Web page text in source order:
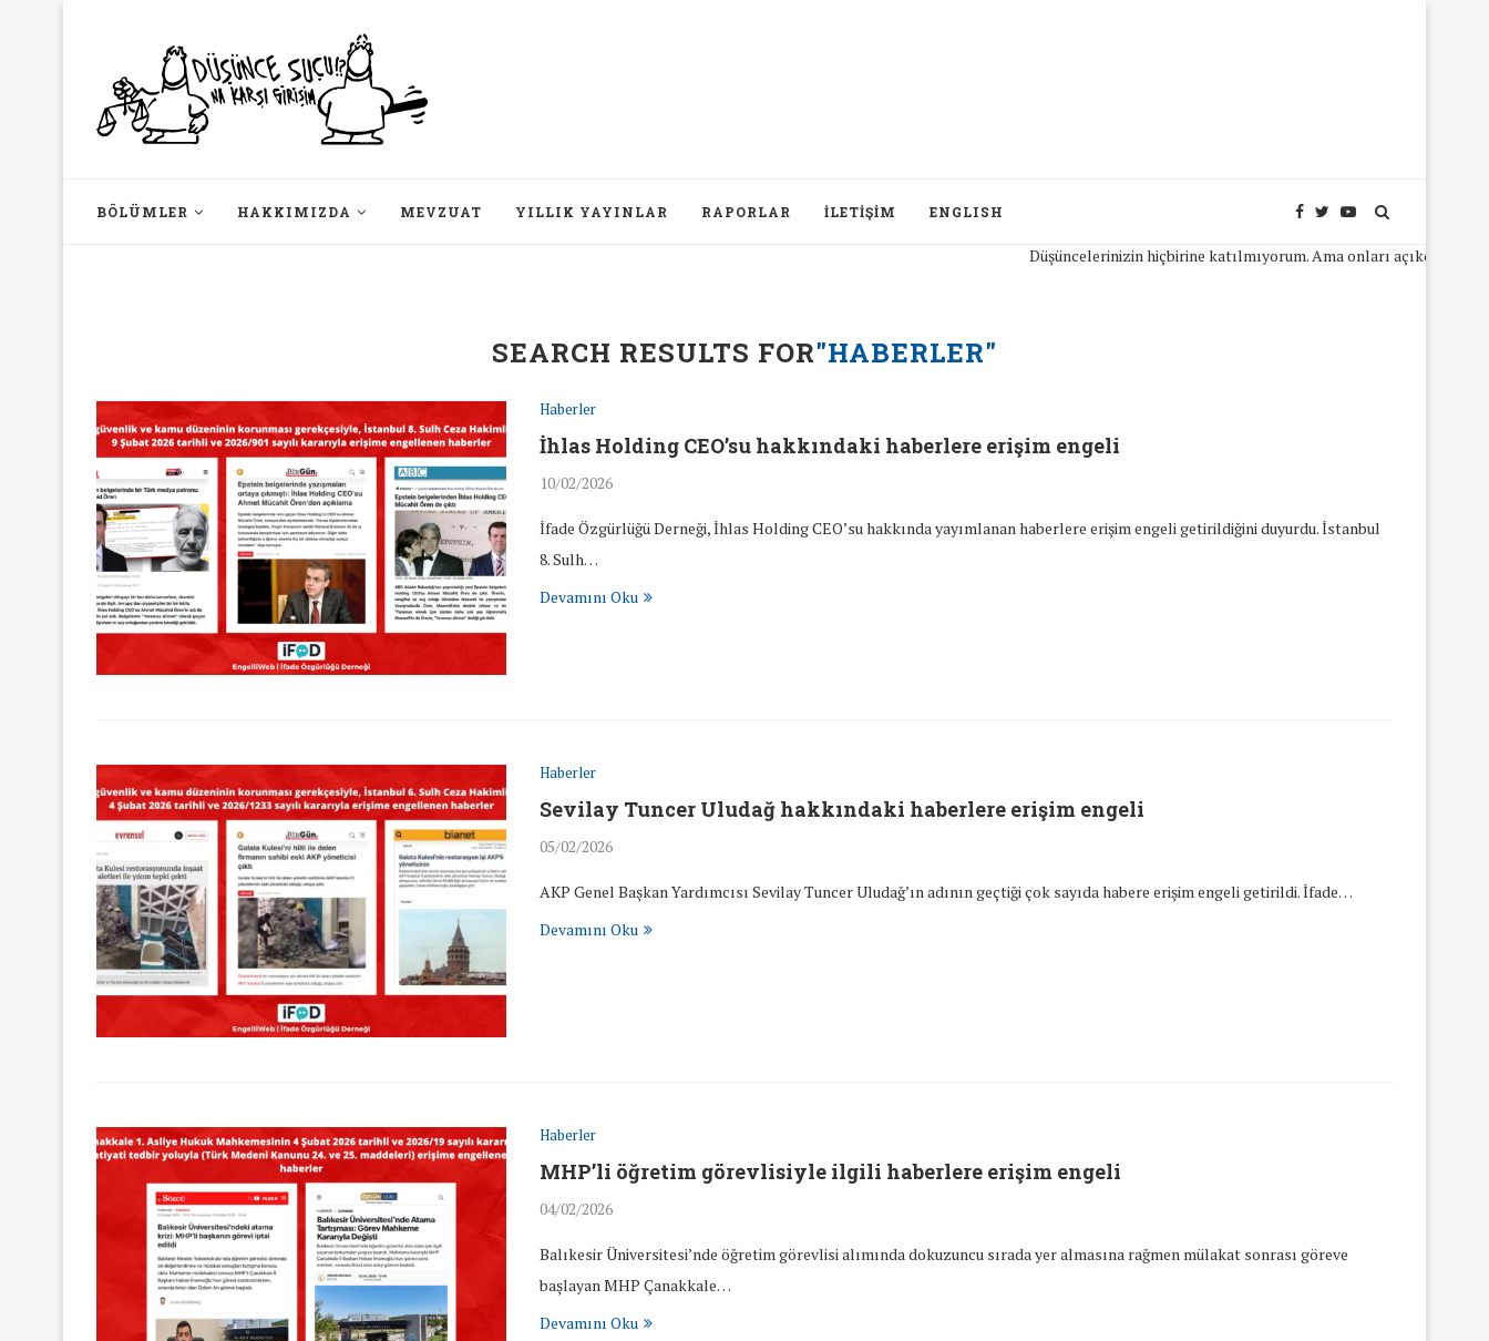
BÖLÜMLER HAKKIMIZDA MEVZUAT YILLIK YAYINLAR RAPORLAR İLETIŞIM ENGLISH
Düşüncelerinizin hiçbirine katılmıyorum. Ama onları açıkça ifade
SEARCH RESULTS FOR"HABERLER"
Haberler
İhlas Holding CEO’su hakkındaki haberlere erişim engeli
10/02/2026
İfade Özgürlüğü Derneği, İhlas Holding CEO’su hakkında yayımlanan haberlere erişim engeli getirildiğini duyurdu. İstanbul
8. Sulh…
Devamını Oku
Haberler
Sevilay Tuncer Uludağ hakkındaki haberlere erişim engeli
05/02/2026
AKP Genel Başkan Yardımcısı Sevilay Tuncer Uludağ’ın adının geçtiği çok sayıda habere erişim engeli getirildi. İfade…
Devamını Oku
Haberler
MHP’li öğretim görevlisiyle ilgili haberlere erişim engeli
04/02/2026
Balıkesir Üniversitesi’nde öğretim görevlisi alımında dokuzuncu sırada yer almasına rağmen mülakat sonrası göreve
başlayan MHP Çanakkale…
Devamını Oku